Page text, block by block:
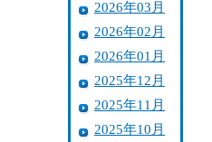
2026年03月
2026年02月
2026年01月
2025年12月
2025年11月
2025年10月